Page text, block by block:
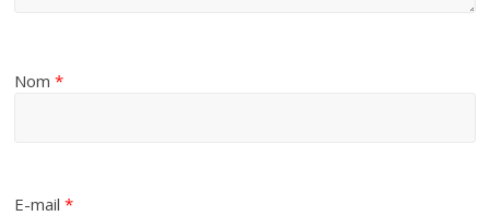
Nom*
E-mail*